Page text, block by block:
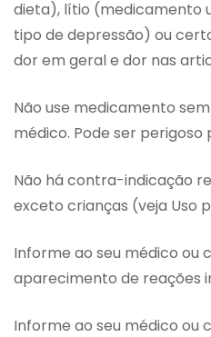
dieta), lítio (medicamento
tipo de depressão) ou
dor em geral e dor nas
Não use medicamento
médico. Pode ser perigoso
Não há contra-indicação
exceto crianças (veja Uso
Informe ao seu médico ou
aparecimento de reações
Informe ao seu médico ou